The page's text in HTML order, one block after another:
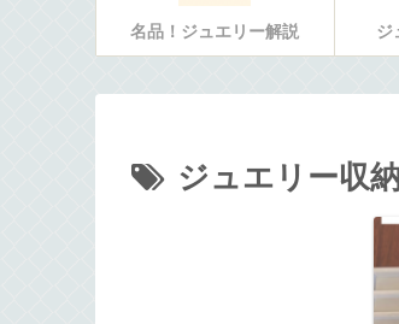
名品！ジュエリー解説 ジ
ジュエリー収